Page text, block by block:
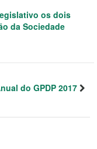
os dois
da Sociedade
do GPDP 2017